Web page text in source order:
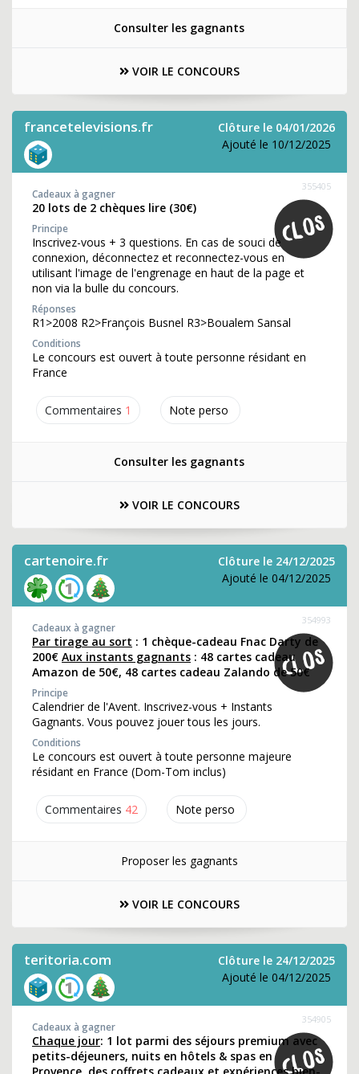
Consulter les gagnants
VOIR LE CONCOURS
francetelevisions.fr
Clôture le 04/01/2026
Ajouté le 10/12/2025
Commentaires 1 Note perso
355405
Cadeaux à gagner
20 lots de 2 chèques lire (30€)
Principe
Inscrivez-vous + 3 questions. En cas de souci de
connexion, déconnectez et reconnectez-vous en
utilisant l'image de l'engrenage en haut de la page et
non via la bulle du concours.
Réponses
R1>2008 R2>François Busnel R3>Boualem Sansal
Conditions
Le concours est ouvert à toute personne résidant en
France
Consulter les gagnants
VOIR LE CONCOURS
cartenoire.fr
Clôture le 24/12/2025
Ajouté le 04/12/2025
Commentaires 42 Note perso
354993
Cadeaux à gagner
Par tirage au sort : 1 chèque-cadeau Fnac Darty de
200€ Aux instants gagnants : 48 cartes cadeau
Amazon de 50€, 48 cartes cadeau Zalando de 50€
Principe
Calendrier de l'Avent. Inscrivez-vous + Instants
Gagnants. Vous pouvez jouer tous les jours.
Conditions
Le concours est ouvert à toute personne majeure
résidant en France (Dom-Tom inclus)
Proposer les gagnants
VOIR LE CONCOURS
teritoria.com
Clôture le 24/12/2025
Ajouté le 04/12/2025
354905
Cadeaux à gagner
Chaque jour: 1 lot parmi des séjours premium avec
petits-déjeuners, nuits en hôtels & spas en